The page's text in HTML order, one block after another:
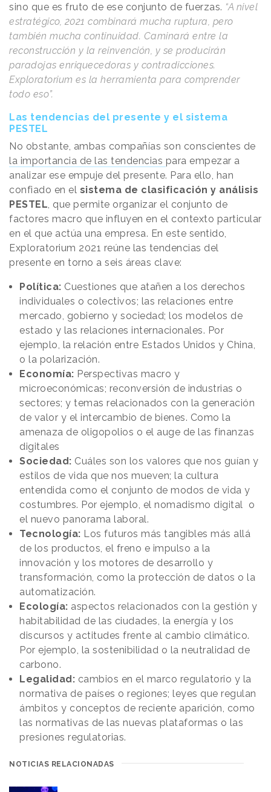
sino que es fruto de ese conjunto de fuerzas. “A nivel
estratégico, 2021 combinará mucha ruptura, pero
también mucha continuidad. Caminará entre la
reconstrucción y la reinvención, y se producirán
paradojas enriquecedoras y contradicciones.
Exploratorium es la herramienta para comprender
todo eso”.
Las tendencias del presente y el sistema
PESTEL
No obstante, ambas compañías son conscientes de
la importancia de las tendencias para empezar a
analizar ese empuje del presente. Para ello, han
confiado en el sistema de clasificación y análisis
PESTEL, que permite organizar el conjunto de
factores macro que influyen en el contexto particular
en el que actúa una empresa. En este sentido,
Exploratorium 2021 reúne las tendencias del
presente en torno a seis áreas clave:
Política: Cuestiones que atañen a los derechos
individuales o colectivos; las relaciones entre
mercado, gobierno y sociedad; los modelos de
estado y las relaciones internacionales. Por
ejemplo, la relación entre Estados Unidos y China,
o la polarización.
Economía: Perspectivas macro y
microeconómicas; reconversión de industrias o
sectores; y temas relacionados con la generación
de valor y el intercambio de bienes. Como la
amenaza de oligopolios o el auge de las finanzas
digitales
Sociedad: Cuáles son los valores que nos guían y
estilos de vida que nos mueven; la cultura
entendida como el conjunto de modos de vida y
costumbres. Por ejemplo, el nomadismo digital o
el nuevo panorama laboral.
Tecnología: Los futuros más tangibles más allá
de los productos, el freno e impulso a la
innovación y los motores de desarrollo y
transformación, como la protección de datos o la
automatización.
Ecología: aspectos relacionados con la gestión y
habitabilidad de las ciudades, la energía y los
discursos y actitudes frente al cambio climático.
Por ejemplo, la sostenibilidad o la neutralidad de
carbono.
Legalidad: cambios en el marco regulatorio y la
normativa de países o regiones; leyes que regulan
ámbitos y conceptos de reciente aparición, como
las normativas de las nuevas plataformas o las
presiones regulatorias.
NOTICIAS RELACIONADAS